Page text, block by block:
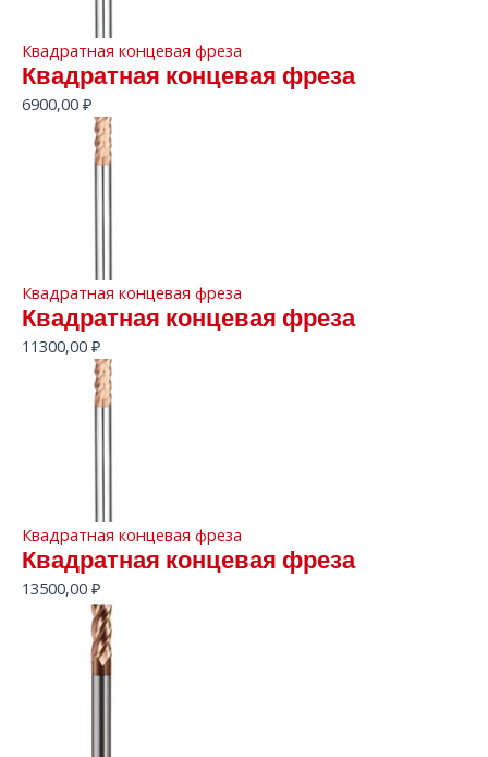
Квадратная концевая фреза
Квадратная концевая фреза
6900,00 ₽
Квадратная концевая фреза
Квадратная концевая фреза
11300,00 ₽
Квадратная концевая фреза
Квадратная концевая фреза
13500,00 ₽